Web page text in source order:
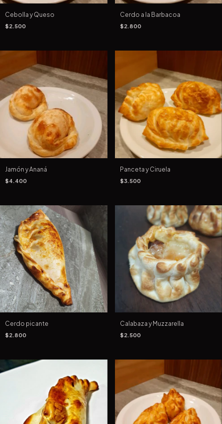
Cebolla y Queso
$2.500
Cerdo a la Barbacoa
$2.800
Jamón y Ananá
$4.400
Panceta y Ciruela
$3.500
Cerdo picante
$2.800
Calabaza y Muzzarella
$2.500